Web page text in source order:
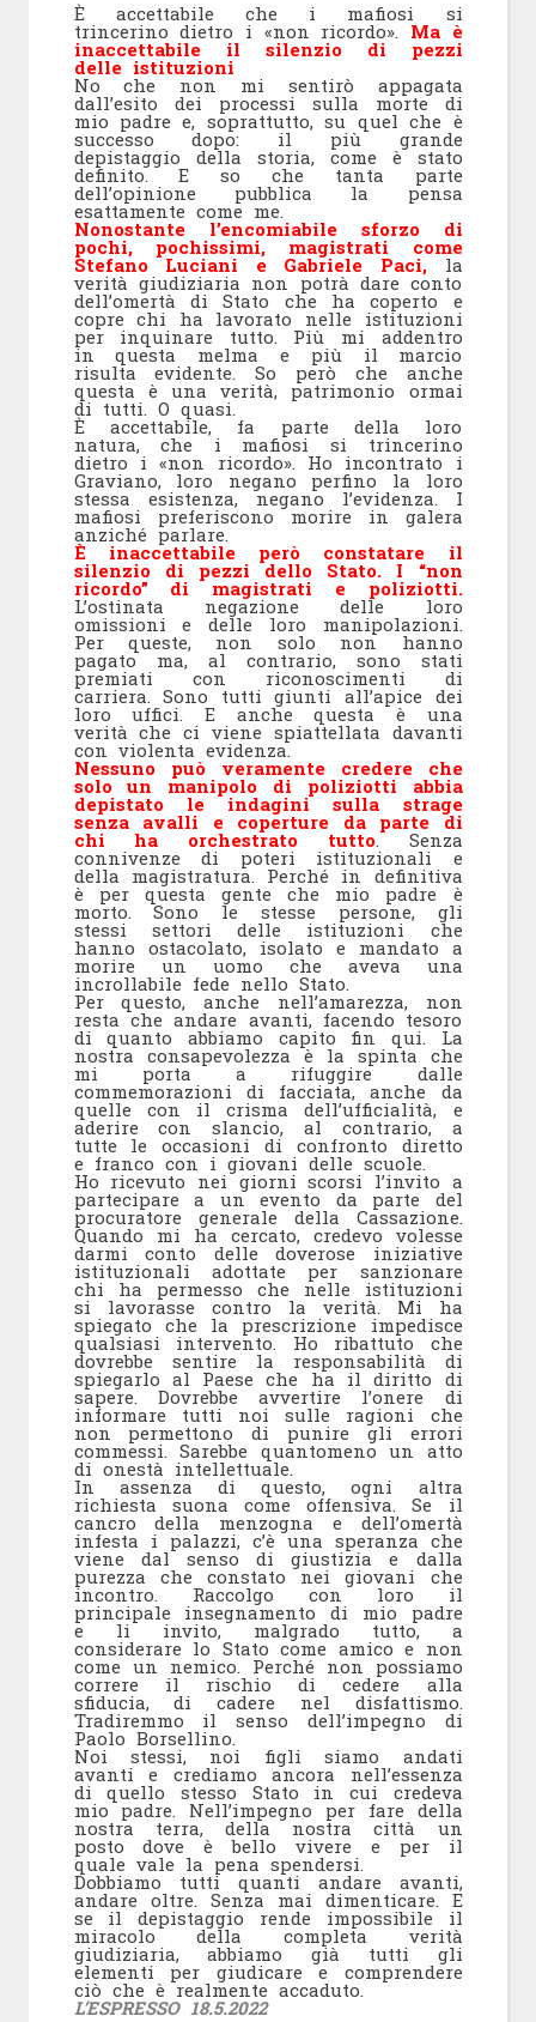
È accettabile che i mafiosi si
trincerino dietro i «non ricordo». Ma è
inaccettabile il silenzio di pezzi
delle istituzioni
No che non mi sentirò appagata
dall’esito dei processi sulla morte di
mio padre e, soprattutto, su quel che è
successo dopo: il più grande
depistaggio della storia, come è stato
definito. E so che tanta parte
dell’opinione pubblica la pensa
esattamente come me.
Nonostante l’encomiabile sforzo di
pochi, pochissimi, magistrati come
Stefano Luciani e Gabriele Paci,la
verità giudiziaria non potrà dare conto
dell’omertà di Stato che ha coperto e
copre chi ha lavorato nelle istituzioni
per inquinare tutto. Più mi addentro
in questa melma e più il marcio
risulta evidente. So però che anche
questa è una verità, patrimonio ormai
di tutti. O quasi.
È accettabile, fa parte della loro
natura, che i mafiosi si trincerino
dietro i «non ricordo». Ho incontrato i
Graviano, loro negano perfino la loro
stessa esistenza, negano l’evidenza. I
mafiosi preferiscono morire in galera
anziché parlare.
È inaccettabile però constatare il
silenzio di pezzi dello Stato. I “non
ricordo” di magistrati e poliziotti.
L’ostinata negazione delle loro
omissioni e delle loro manipolazioni.
Per queste, non solo non hanno
pagato ma, al contrario, sono stati
premiati con riconoscimenti di
carriera. Sono tutti giunti all’apice dei
loro uffici. E anche questa è una
verità che ci viene spiattellata davanti
con violenta evidenza.
Nessuno può veramente credere che
solo un manipolo di poliziotti abbia
depistato le indagini sulla strage
senza avalli e coperture da parte di
chi ha orchestrato tutto. Senza
connivenze di poteri istituzionali e
della magistratura. Perché in definitiva
è per questa gente che mio padre è
morto. Sono le stesse persone, gli
stessi settori delle istituzioni che
hanno ostacolato, isolato e mandato a
morire un uomo che aveva una
incrollabile fede nello Stato.
Per questo, anche nell’amarezza, non
resta che andare avanti, facendo tesoro
di quanto abbiamo capito fin qui. La
nostra consapevolezza è la spinta che
mi porta a rifuggire dalle
commemorazioni di facciata, anche da
quelle con il crisma dell’ufficialità, e
aderire con slancio, al contrario, a
tutte le occasioni di confronto diretto
e franco con i giovani delle scuole.
Ho ricevuto nei giorni scorsi l’invito a
partecipare a un evento da parte del
procuratore generale della Cassazione.
Quando mi ha cercato, credevo volesse
darmi conto delle doverose iniziative
istituzionali adottate per sanzionare
chi ha permesso che nelle istituzioni
si lavorasse contro la verità. Mi ha
spiegato che la prescrizione impedisce
qualsiasi intervento. Ho ribattuto che
dovrebbe sentire la responsabilità di
spiegarlo al Paese che ha il diritto di
sapere. Dovrebbe avvertire l’onere di
informare tutti noi sulle ragioni che
non permettono di punire gli errori
commessi. Sarebbe quantomeno un atto
di onestà intellettuale.
In assenza di questo, ogni altra
richiesta suona come offensiva. Se il
cancro della menzogna e dell’omertà
infesta i palazzi, c’è una speranza che
viene dal senso di giustizia e dalla
purezza che constato nei giovani che
incontro. Raccolgo con loro il
principale insegnamento di mio padre
e li invito, malgrado tutto, a
considerare lo Stato come amico e non
come un nemico. Perché non possiamo
correre il rischio di cedere alla
sfiducia, di cadere nel disfattismo.
Tradiremmo il senso dell’impegno di
Paolo Borsellino.
Noi stessi, noi figli siamo andati
avanti e crediamo ancora nell’essenza
di quello stesso Stato in cui credeva
mio padre. Nell’impegno per fare della
nostra terra, della nostra città un
posto dove è bello vivere e per il
quale vale la pena spendersi.
Dobbiamo tutti quanti andare avanti,
andare oltre. Senza mai dimenticare. E
se il depistaggio rende impossibile il
miracolo della completa verità
giudiziaria, abbiamo già tutti gli
elementi per giudicare e comprendere
ciò che è realmente accaduto.
L’ESPRESSO 18.5.2022